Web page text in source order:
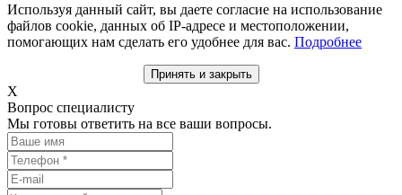
Используя данный сайт, вы даете согласие на использование
файлов cookie, данных об IP-адресе и местоположении,
помогающих нам сделать его удобнее для вас. Подробнее
Принять и закрыть
X
Вопрос специалисту
Мы готовы ответить на все ваши вопросы.